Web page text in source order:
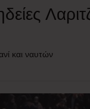
και ναυτών